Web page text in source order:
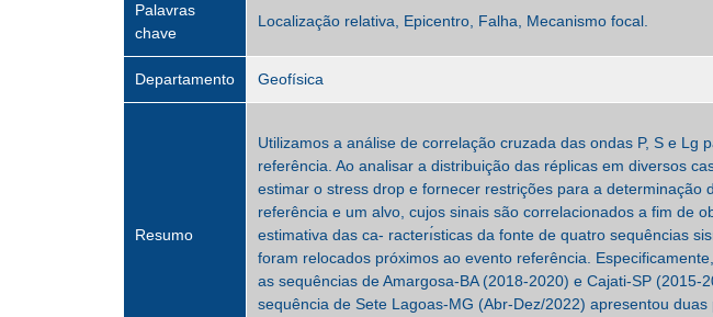
Palavras
chave
Localização relativa, Epicentro, Falha, Mecanismo focal.
Departamento Geofísica
Resumo
Utilizamos a análise de correlação cruzada das ondas P, S e
referência. Ao analisar a distribuição das réplicas em diversos
estimar o stress drop e fornecer restrições para a
referência e um alvo, cujos sinais são correlacionados a fim de
estimativa das ca- racterı́sticas da fonte de quatro sequências
foram relocados próximos ao evento referência.
as sequências de Amargosa-BA (2018-2020) e Cajati-SP
sequência de Sete Lagoas-MG (Abr-Dez/2022) apresentou